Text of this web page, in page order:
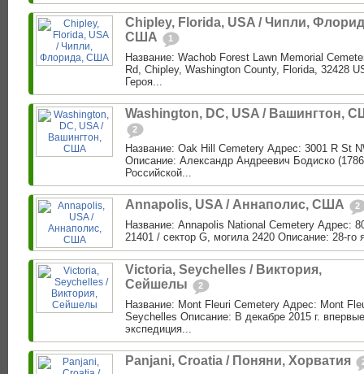
Chipley, Florida, USA / Чипли,
США
1
Название: Wachob Forest Lawn Memorial
Rd, Chipley, Washington County, Florida, 32428
Героя...
Washington, DC, USA / Вашингтон,
2
Название: Oak Hill Cemetery Адрес: 3001 R St
Описание: Александр Андреевич Бодиско
Российской...
Annapolis, USA / Аннаполис, США 2
Название: Annapolis National Cemetery Адрес:
21401 / сектор G, могила 2420 Описание: 28-
Victoria, Seychelles / Виктория,
Сейшелы
2
Название: Mont Fleuri Cemetery Адрес: Mont
Seychelles Описание: В декабре 2015 г.
экспедиция...
Panjani, Croatia / Поняни, Хорватия